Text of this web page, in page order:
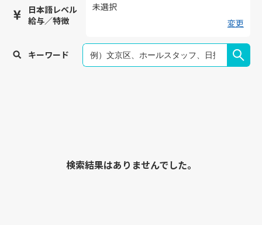
日本語レベル
給与／特徴
未選択
変更
キーワード
検索結果はありませんでした。